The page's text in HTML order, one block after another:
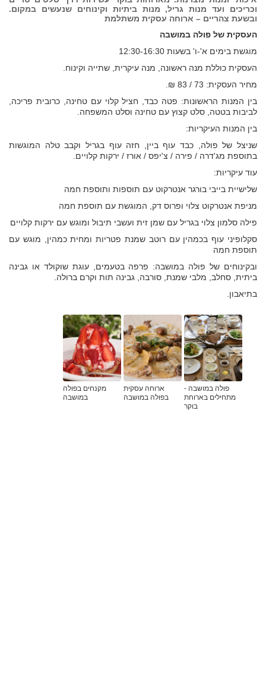
וכריכים ועד מנות גריל, מנות ביתיות וקינוחים שנעשים במקום.
ובשעת צהריים – ארוחה עסקית משתלמת
העסקית של פולה במושבה
מוגשת בימים א'-ו' בשעות 12:30-16:30
העסקית כוללת מנה ראשונה, מנה עיקרית, שתייה וקינוח.
מחיר העסקית: 73 / 83 ₪.
בין המנות הראשונות: פטה כבד, חציל קלוי עם טחינה, כרובית פריכה,
לביבות בטטה, סלט קצוץ עם טחינה וסלט המשפחה.
בין המנות העיקריות:
שניצל של פולה, כבד עוף ביין, חזה עוף בגריל וקבב טלה המוגשות
בתוספת מג'דרה / פירה / צ'יפס / אורז / ירקות קלויים.
עוד עיקריות:
שלישיית בייבי בורגר אנטרקוט עם תוספות ותוספת חמה
מניפת אנטרקוט צלוי ופרוס דק, המוגשת עם תוספת חמה
פילה סלמון צלוי בגריל עם שמן זית ועשבי תיבול ומוגש עם ירקות קלויים
סקלופיני עוף בכמהין עם רוטב שמנת פטריות ומחית כמהין, מוגש עם
תוספת חמה
ובקינוחים של פולה במושבה: פרפה בטעמים, עוגת שוקולד או גבינה
ביתית, סחלב, מלבי שמנת, סורבה, גבינה תות וקרם ברולה.
בתיאבון.
פולה במושבה -
מתחילים בארוחת
בוקר
ארוחה עסקית
בפולה במושבה
מקנחים בפולה
במושבה